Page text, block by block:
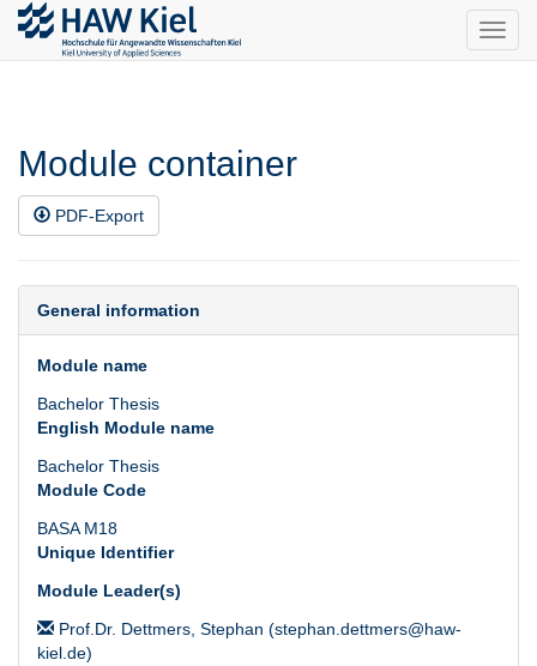
Module container
PDF-Export
General information
Module name
Bachelor Thesis
English Module name
Bachelor Thesis
Module Code
BASA M18
Unique Identifier
Module Leader(s)
Prof.Dr. Dettmers, Stephan (stephan.dettmers@haw-
kiel.de)